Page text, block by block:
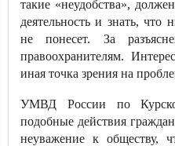
такие «неудобства»,
деятельность и знать, что
не понесет. За
правоохранителям.
иная точка зрения на
УМВД России по
подобные действия
неуважение к обществу,